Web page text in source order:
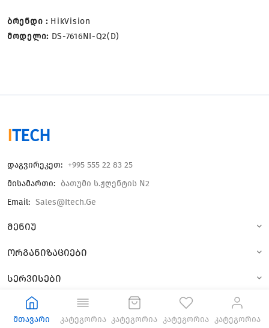
მთავარი კატეგორია კატეგორია კატეგორია კატეგორია
ბრენდი : HikVision
მოდელი:DS-7616NI-Q2(D)
ITECH
Დაგვირეკეთ: +995 555 22 83 25
Მისამართი: Ბათუმი Ს.ჟღენტის N2
Email: Sales@itech.ge
მენიუ
ორგანიზაციები
სერვისები
© 2023 All Rights Reseved.